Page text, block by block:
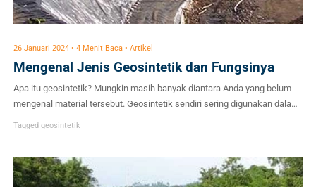
26 Januari 2024 • 4 Menit Baca • Artikel
Mengenal Jenis Geosintetik dan Fungsinya
Apa itu geosintetik? Mungkin masih banyak diantara Anda yang belum
mengenal material tersebut. Geosintetik sendiri sering digunakan dalam
beragam. Meskipun terbuat dari bahan sintetis, namun produk
geosintetik cukup efektif […]
Tagged geosintetik